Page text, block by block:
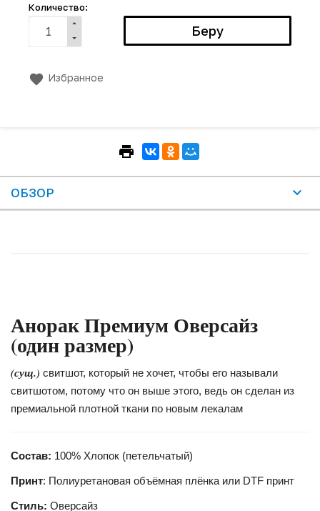
Количество:
Избранное
ОБЗОР
Анорак Премиум Оверсайз
(один размер)
(сущ.) свитшот, который не хочет, чтобы его называли
свитшотом, потому что он выше этого, ведь он сделан из
премиальной плотной ткани по новым лекалам
Состав: 100% Хлопок (петельчатый)
Принт: Полиуретановая объёмная плёнка или DTF принт
Стиль: Оверсайз